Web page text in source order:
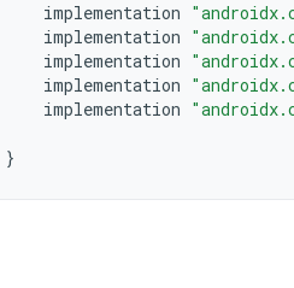
implementation
implementation
implementation
implementation
implementation
}